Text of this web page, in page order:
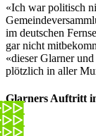
«Ich war politisch
im deutschen
gar nicht
«dieser Glarner
plötzlich in aller
Glarners Auftritt